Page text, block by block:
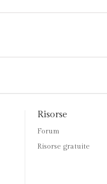
Risorse
Forum
Risorse gratuite